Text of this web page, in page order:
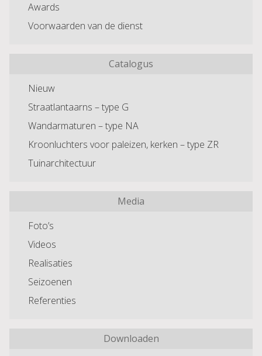
Awards
Voorwaarden van de dienst
Catalogus
Nieuw
Straatlantaarns – type G
Wandarmaturen – type NA
Kroonluchters voor paleizen, kerken – type ZR
Tuinarchitectuur
Media
Foto’s
Videos
Realisaties
Seizoenen
Referenties
Downloaden